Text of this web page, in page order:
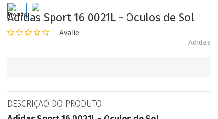
Adidas Sport 16 0021L - Oculos de Sol
Adidas
DESCRIÇÃO DO PRODUTO